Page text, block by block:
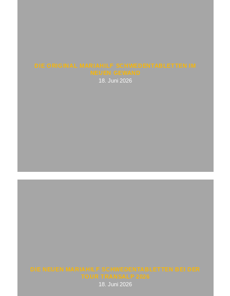
DIE ORIGINAL MARIAHILF SCHWEDENTABLETTEN IM
NEUEN GEWAND
18. Juni 2026
DIE NEUEN MARIAHILF SCHWEDENTABLETTEN BEI DER
TOUR TRANSALP 2026
18. Juni 2026